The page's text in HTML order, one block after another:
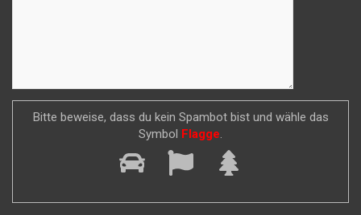
Bitte beweise, dass du kein Spambot bist und wähle das
Symbol
Flagge.